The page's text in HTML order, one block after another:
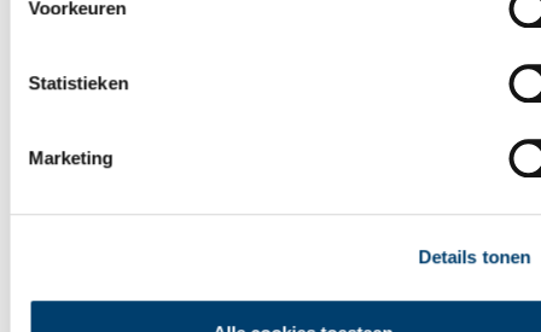
Voorkeuren
Statistieken
Marketing
Details tonen
Tien verdwenen pretparken